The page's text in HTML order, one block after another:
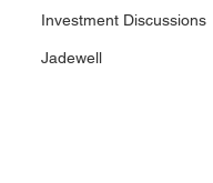
Investment Discussions
Jadewell